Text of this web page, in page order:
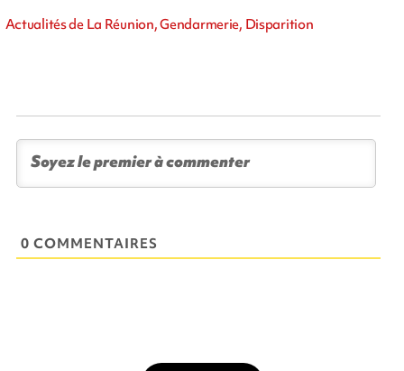
Actualités de La Réunion, Gendarmerie, Disparition
0 COMMENTAIRES